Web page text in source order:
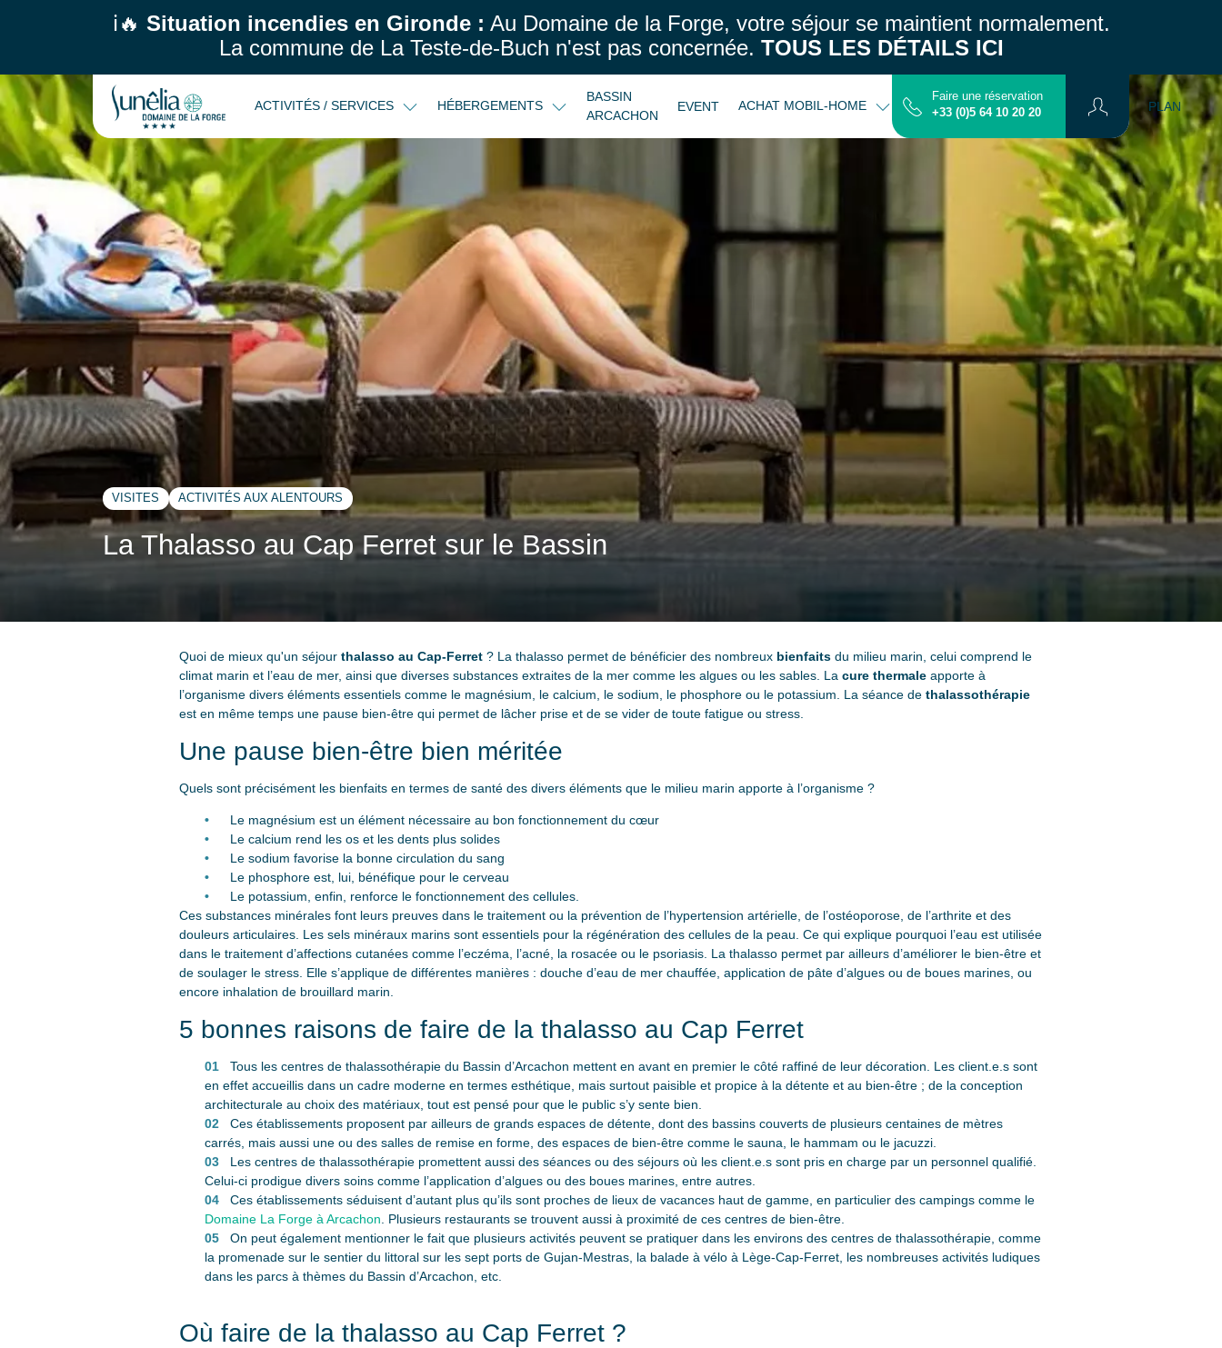
ℹ️🔥 Situation incendies en Gironde : Au Domaine de la Forge, votre séjour se maintient normalement.
La commune de La Teste-de-Buch n'est pas concernée. TOUS LES DÉTAILS ICI
ACTIVITÉS / SERVICES HÉBERGEMENTS
BASSIN
ARCACHON
EVENT ACHAT MOBIL-HOME INFOS PRATIQUES CONTACT PLAN
Faire une réservation
+33 (0)5 64 10 20 20
VISITES ACTIVITÉS AUX ALENTOURS
La Thalasso au Cap Ferret sur le Bassin
Quoi de mieux qu'un séjour thalasso au Cap-Ferret? La thalasso permet de bénéficier des nombreux bienfaitsdu milieu marin, celui comprend le
climat marin et l’eau de mer, ainsi que diverses substances extraites de la mer comme les algues ou les sables. La cure thermaleapporte à
l’organisme divers éléments essentiels comme le magnésium, le calcium, le sodium, le phosphore ou le potassium. La séance de thalassothérapie
est en même temps une pause bien-être qui permet de lâcher prise et de se vider de toute fatigue ou stress.
Une pause bien-être bien méritée
Quels sont précisément les bienfaits en termes de santé des divers éléments que le milieu marin apporte à l’organisme ?
Le magnésium est un élément nécessaire au bon fonctionnement du cœur
Le calcium rend les os et les dents plus solides
Le sodium favorise la bonne circulation du sang
Le phosphore est, lui, bénéfique pour le cerveau
Le potassium, enfin, renforce le fonctionnement des cellules.
Ces substances minérales font leurs preuves dans le traitement ou la prévention de l’hypertension artérielle, de l’ostéoporose, de l’arthrite et des
douleurs articulaires. Les sels minéraux marins sont essentiels pour la régénération des cellules de la peau. Ce qui explique pourquoi l’eau est utilisée
dans le traitement d’affections cutanées comme l’eczéma, l’acné, la rosacée ou le psoriasis. La thalasso permet par ailleurs d’améliorer le bien-être et
de soulager le stress. Elle s’applique de différentes manières : douche d’eau de mer chauffée, application de pâte d’algues ou de boues marines, ou
encore inhalation de brouillard marin.
5 bonnes raisons de faire de la thalasso au Cap Ferret
Tous les centres de thalassothérapie du Bassin d’Arcachon mettent en avant en premier le côté raffiné de leur décoration. Les client.e.s sont
en effet accueillis dans un cadre moderne en termes esthétique, mais surtout paisible et propice à la détente et au bien-être ; de la conception
architecturale au choix des matériaux, tout est pensé pour que le public s’y sente bien.
Ces établissements proposent par ailleurs de grands espaces de détente, dont des bassins couverts de plusieurs centaines de mètres
carrés, mais aussi une ou des salles de remise en forme, des espaces de bien-être comme le sauna, le hammam ou le jacuzzi.
Les centres de thalassothérapie promettent aussi des séances ou des séjours où les client.e.s sont pris en charge par un personnel qualifié.
Celui-ci prodigue divers soins comme l’application d’algues ou des boues marines, entre autres.
Ces établissements séduisent d’autant plus qu’ils sont proches de lieux de vacances haut de gamme, en particulier des campings comme le
Domaine La Forge à Arcachon . Plusieurs restaurants se trouvent aussi à proximité de ces centres de bien-être.
On peut également mentionner le fait que plusieurs activités peuvent se pratiquer dans les environs des centres de thalassothérapie, comme
la promenade sur le sentier du littoral sur les sept ports de Gujan-Mestras, la balade à vélo à Lège-Cap-Ferret, les nombreuses activités ludiques
dans les parcs à thèmes du Bassin d’Arcachon, etc.
Où faire de la thalasso au Cap Ferret ?